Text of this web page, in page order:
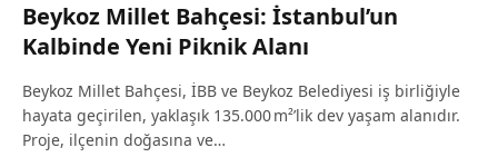
Beykoz Millet Bahçesi: İstanbul’un
Kalbinde Yeni Piknik Alanı
Beykoz Millet Bahçesi, İBB ve Beykoz Belediyesi iş birliğiyle
hayata geçirilen, yaklaşık 135.000 m²’lik dev yaşam alanıdır.
Proje, ilçenin doğasına ve…